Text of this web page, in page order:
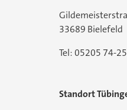
33689 Bielefeld
Tel: 05205 74-
Standort